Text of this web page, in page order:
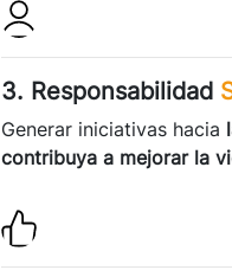
3. Responsabilidad
Generar iniciativas hacia
contribuya a mejorar la